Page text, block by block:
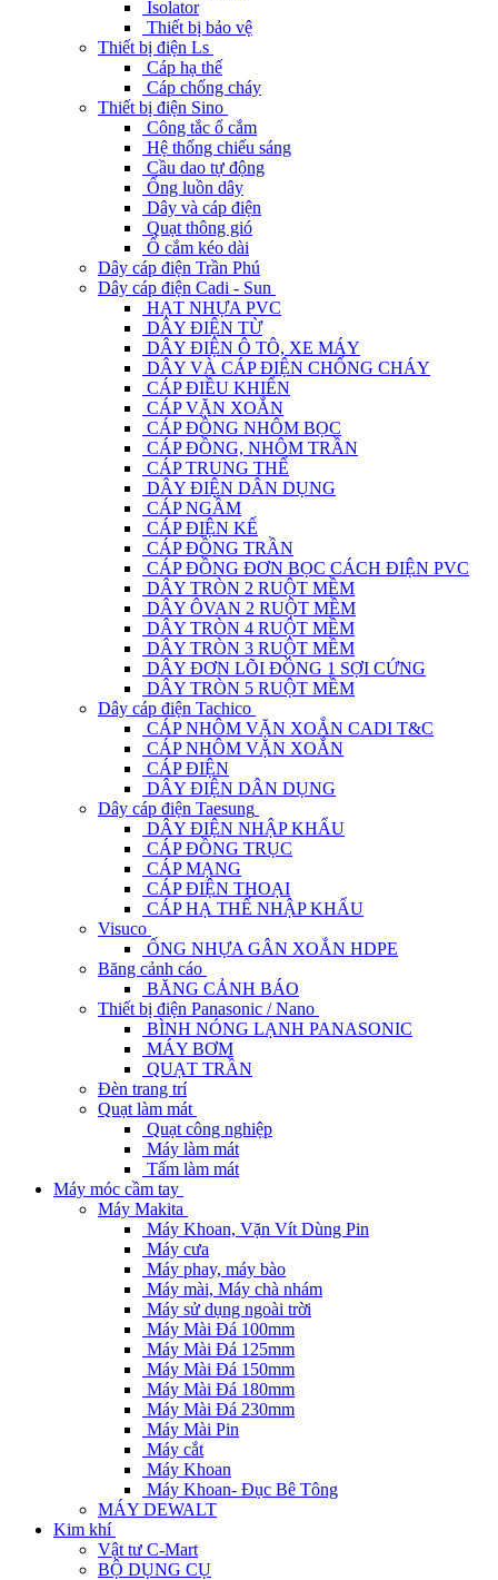
Isolator
Thiết bị bảo vệ
Thiết bị điện Ls
Cáp hạ thế
Cáp chống cháy
Thiết bị điện Sino
Công tắc ổ cắm
Hệ thống chiếu sáng
Cầu dao tự động
Ống luồn dây
Dây và cáp điện
Quạt thông gió
Ổ cắm kéo dài
Dây cáp điện Trần Phú
Dây cáp điện Cadi - Sun
HẠT NHỰA PVC
DÂY ĐIỆN TỪ
DÂY ĐIỆN Ô TÔ, XE MÁY
DÂY VÀ CÁP ĐIỆN CHỐNG CHÁY
CÁP ĐIỀU KHIỂN
CÁP VẶN XOẮN
CÁP ĐỒNG NHÔM BỌC
CÁP ĐỒNG, NHÔM TRẦN
CÁP TRUNG THẾ
DÂY ĐIỆN DÂN DỤNG
CÁP NGẦM
CÁP ĐIỆN KẾ
CÁP ĐỒNG TRẦN
CÁP ĐỒNG ĐƠN BỌC CÁCH ĐIỆN PVC
DÂY TRÒN 2 RUỘT MỀM
DÂY ÔVAN 2 RUỘT MỀM
DÂY TRÒN 4 RUỘT MỀM
DÂY TRÒN 3 RUỘT MỀM
DÂY ĐƠN LÕI ĐỒNG 1 SỢI CỨNG
DÂY TRÒN 5 RUỘT MỀM
Dây cáp điện Tachico
CÁP NHÔM VẶN XOẮN CADI T&C
CÁP NHÔM VẶN XOẮN
CÁP ĐIỆN
DÂY ĐIỆN DÂN DỤNG
Dây cáp điện Taesung
DÂY ĐIỆN NHẬP KHẨU
CÁP ĐỒNG TRỤC
CÁP MẠNG
CÁP ĐIỆN THOẠI
CÁP HẠ THẾ NHẬP KHẨU
Visuco
ỐNG NHỰA GÂN XOẮN HDPE
Băng cảnh cáo
BĂNG CẢNH BÁO
Thiết bị điện Panasonic / Nano
BÌNH NÓNG LẠNH PANASONIC
MÁY BƠM
QUẠT TRẦN
Đèn trang trí
Quạt làm mát
Quạt công nghiệp
Máy làm mát
Tấm làm mát
Máy móc cầm tay
Máy Makita
Máy Khoan, Vặn Vít Dùng Pin
Máy cưa
Máy phay, máy bào
Máy mài, Máy chà nhám
Máy sử dụng ngoài trời
Máy Mài Đá 100mm
Máy Mài Đá 125mm
Máy Mài Đá 150mm
Máy Mài Đá 180mm
Máy Mài Đá 230mm
Máy Mài Pin
Máy cắt
Máy Khoan
Máy Khoan- Đục Bê Tông
MÁY DEWALT
Kim khí
Vật tư C-Mart
BỘ DỤNG CỤ